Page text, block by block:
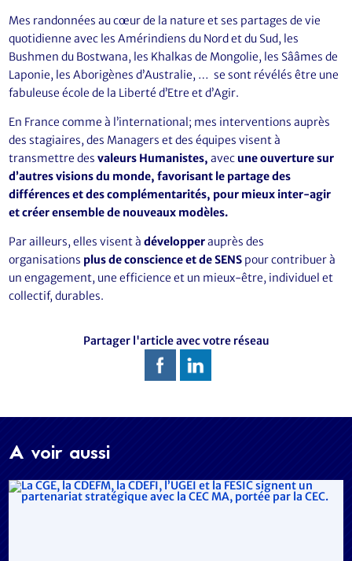
Mes randonnées au cœur de la nature et ses partages de vie
quotidienne avec les Amérindiens du Nord et du Sud, les
Bushmen du Bostwana, les Khalkas de Mongolie, les Sââmes de
Laponie, les Aborigènes d’Australie, … se sont révélés être une
fabuleuse école de la Liberté d’Etre et d’Agir.
En France comme à l’international; mes interventions auprès
des stagiaires, des Managers et des équipes visent à
transmettre desvaleurs Humanistes,avec une ouverture sur
d’autres visions du monde, favorisant le partage des
différences et des complémentarités, pour mieux inter-agir
et créer ensemble de nouveaux modèles.
Par ailleurs, elles visent àdévelopperauprès des
organisations plus de conscienceet de SENS pour contribuer à
un engagement, une efficience et un mieux-être, individuel et
collectif, durables.
Partager l'article avec votre réseau
A voir aussi